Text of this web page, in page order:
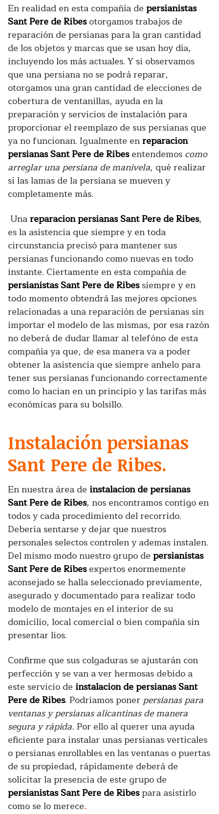
En realidad en esta compañía de persianistas
Sant Pere de Ribesotorgamos trabajos de
reparación de persianas para la gran cantidad
de los objetos y marcas que se usan hoy día,
incluyendo los más actuales. Y si observamos
que una persiana no se podrá reparar,
otorgamos una gran cantidad de elecciones de
cobertura de ventanillas, ayuda en la
preparación y servicios de instalación para
proporcionar el reemplazo de sus persianas que
ya no funcionan. Igualmente enreparacion
persianas Sant Pere de Ribesentendemos como
arreglar una persiana de manivela, qué realizar
si las lamas de la persiana se mueven y
completamente más.
Unareparacion persianas Sant Pere de Ribes,
es la asistencia que siempre y en toda
circunstancia precisó para mantener sus
persianas funcionando como nuevas en todo
instante. Ciertamente en esta compañía de
persianistas Sant Pere de Ribessiempre y en
todo momento obtendrá las mejores opciones
relacionadas a una reparación de persianas sin
importar el modelo de las mismas, por esa razón
no deberá de dudar llamar al telefóno de esta
compañía ya que, de esa manera va a poder
obtener la asistencia que siempre anhelo para
tener sus persianas funcionando correctamente
como lo hacian en un principio y las tarifas más
económicas para su bolsillo.
Instalación persianas
Sant Pere de Ribes.
En nuestra área de instalacion de persianas
Sant Pere de Ribes, nos encontramos contigo en
todos y cada procedimiento del recorrido.
Deberia sentarse y dejar que nuestros
personales selectos controlen y ademas instalen.
Del mismo modo nuestro grupo de persianistas
Sant Pere de Ribesexpertos enormemente
aconsejado se halla seleccionado previamente,
asegurado y documentado para realizar todo
modelo de montajes en el interior de su
domicilio, local comercial o bien compañía sin
presentar lios.
Confirme que sus colgaduras se ajustarán con
perfección y se van a ver hermosas debido a
este servicio de instalacion de persianas Sant
Pere de Ribes. Podriamos poner persianas para
ventanas y persianas alicantinas de manera
segura y rápida. Por ello al querer una ayuda
eficiente para instalar unas persianas verticales
o persianas enrollables en las ventanas o puertas
de su propiedad, rápidamente deberá de
solicitar la presencia de este grupo de
persianistas Sant Pere de Ribespara asistirlo
como se lo merece.